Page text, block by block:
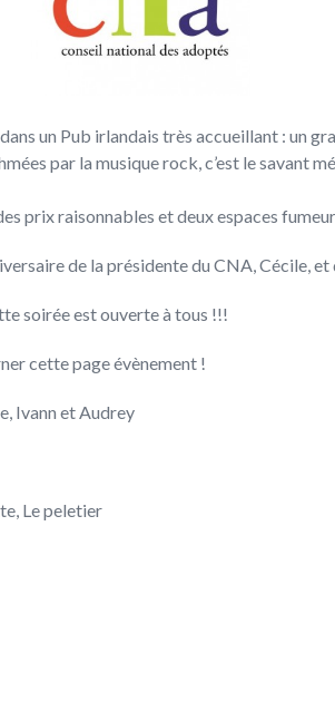
un Pub irlandais très accueillant : un
par la musique rock, c’est le savant
prix raisonnables et deux espaces
de la présidente du CNA, Cécile,
soirée est ouverte à tous !!!
cette page évènement !
Ivann et Audrey
Le peletier